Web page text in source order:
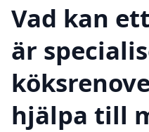
Vad kan
är
hjälpa till